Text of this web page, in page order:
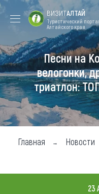
Форум VISIT
ALTAI
Туры
Где побывать
Чем заняться
ВИЗИТАЛТАЙ
Туристический
Алтайского края
Песни на
велогонки,
триатлон:
Главная Новости
23